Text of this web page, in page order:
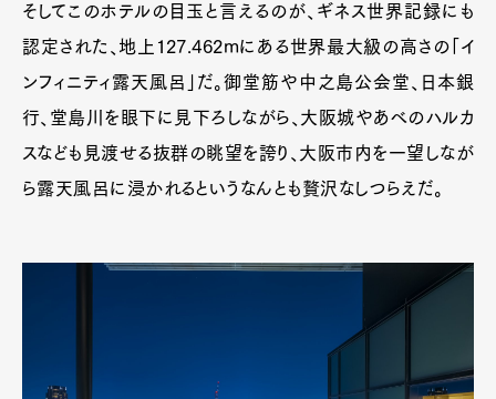
そしてこのホテルの目玉と言えるのが、ギネス世界記録にも
認定された、地上127.462mにある世界最大級の高さの「イ
ンフィニティ露天風呂」だ。御堂筋や中之島公会堂、日本銀
行、堂島川を眼下に見下ろしながら、大阪城やあべのハルカ
スなども見渡せる抜群の眺望を誇り、大阪市内を一望しなが
ら露天風呂に浸かれるというなんとも贅沢なしつらえだ。